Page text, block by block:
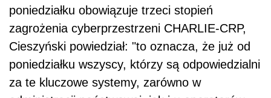
poniedziałku obowiązuje trzeci stopień
zagrożenia cyberprzestrzeni CHARLIE-CRP,
Cieszyński powiedział: "to oznacza, że już od
poniedziałku wszyscy, którzy są odpowiedzialni
za te kluczowe systemy, zarówno w